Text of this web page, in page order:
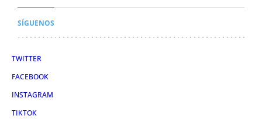
SÍGUENOS
TWITTER
FACEBOOK
INSTAGRAM
TIKTOK